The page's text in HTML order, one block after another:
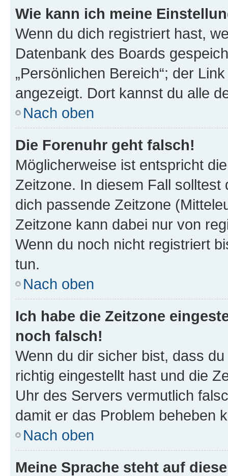
Wie kann ich meine
Wenn du dich registriert hast,
Datenbank des Boards
„Persönlichen Bereich“; der
angezeigt. Dort kannst du alle
Nach oben
Die Forenuhr geht falsch!
Möglicherweise ist entspricht
Zeitzone. In diesem Fall solltest
dich passende Zeitzone
Zeitzone kann dabei nur von
Wenn du noch nicht registriert
tun.
Nach oben
Ich habe die Zeitzone
noch falsch!
Wenn du dir sicher bist, dass
richtig eingestellt hast und die
Uhr des Servers vermutlich
damit er das Problem beheben
Nach oben
Meine Sprache steht auf